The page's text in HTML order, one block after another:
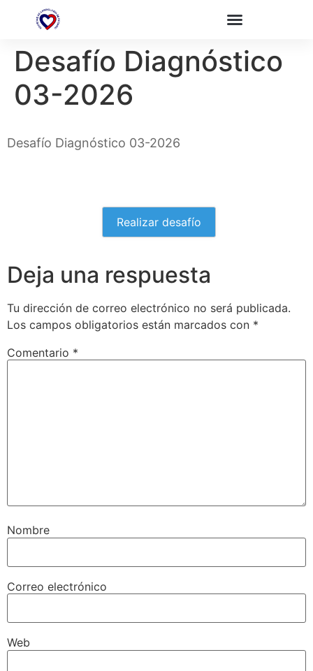
Desafío Diagnóstico
03-2026
Desafío Diagnóstico 03-2026
Realizar desafío
Deja una respuesta
Tu dirección de correo electrónico no será publicada.
Los campos obligatorios están marcados con *
Comentario *
Nombre
Correo electrónico
Web